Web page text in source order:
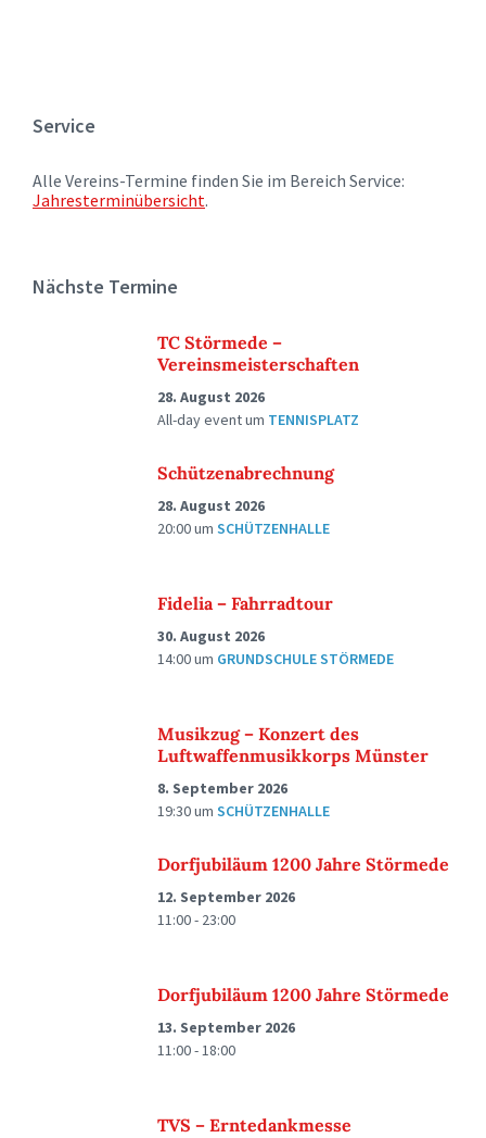
Service
Alle Vereins-Termine finden Sie im Bereich Service:
Jahresterminübersicht.
Nächste Termine
TC Störmede –
Vereinsmeisterschaften
28. August 2026
All-day eventum TENNISPLATZ
Schützenabrechnung
28. August 2026
20:00um SCHÜTZENHALLE
Fidelia – Fahrradtour
30. August 2026
14:00um GRUNDSCHULE STÖRMEDE
Musikzug – Konzert des
Luftwaffenmusikkorps Münster
8. September 2026
19:30um SCHÜTZENHALLE
Dorfjubiläum 1200 Jahre Störmede
12. September 2026
11:00 - 23:00
Dorfjubiläum 1200 Jahre Störmede
13. September 2026
11:00 - 18:00
TVS – Erntedankmesse